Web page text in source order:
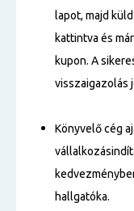
lapot, majd
kattintva és
kupon. A
visszaigazolás
Könyvelő cég
hallgatóka.